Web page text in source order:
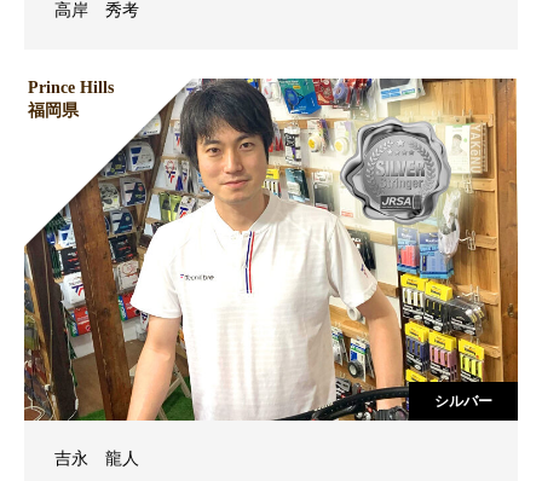
高岸 秀考
Prince Hills
福岡県
シルバー
吉永 龍人